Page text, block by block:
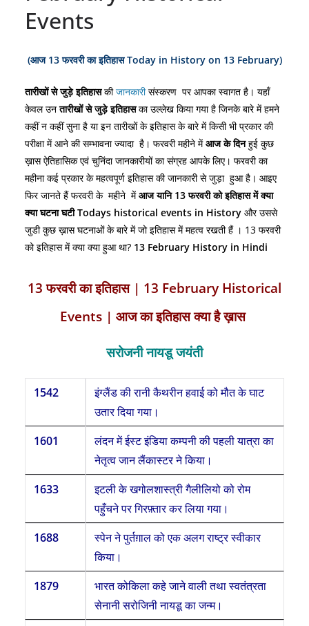
Events
(आज 13 फरवरी का इतिहास Today in History on 13 February)
तारीखों से जुड़े इतिहासकीजानकारी संस्करण पर आपका स्वागत है। यहाँ
केवल उनतारीखों सेजुड़े इतिहासका उल्लेख किया गया है जिनके बारे में हमने
कहीं न कहीं सुना है या इन तारीखों के इतिहास के बारे में किसी भी प्रकार की
परीक्षा में आने की सम्भावना ज्यादा है। फरवरी महीने मेंआज के दिनहुई कुछ
ख़ास ऐतिहासिक एवं चुनिंदा जानकारीयों का संग्रह आपके लिए। फरवरी का
महीना कई प्रकार के महत्वपूर्ण इतिहास की जानकारी से जुड़ा हुआ है। आइए
फिर जानते हैं फरवरी के महीने मेंआजयानि 13फरवरी को इतिहास में क्या
क्या घटना घटीTodays historical events in History और उससे
जुडी कुछ ख़ास घटनाओं के बारे में जो इतिहास में महत्व रखती हैं । 13 फरवरी
को इतिहास में क्या क्या हुआ था? 13 February History in Hindi
13 फरवरी का इतिहास | 13 February Historical
Events | आजकाइतिहास क्या है ख़ास
सरोजनी नायडू जयंती
1542
इंग्लैंड की रानी कैथरीन हवाई को मौत के घाट
उतार दिया गया।
1601
लंदन में ईस्ट इंडिया कम्पनी की पहली यात्रा का
नेतृत्व जान लैंकास्टर ने किया।
1633
इटली के खगोलशास्त्री गैलीलियो को रोम
पहुँचने पर गिरफ़्तार कर लिया गया।
1688
स्पेन ने पुर्तग़ाल को एक अलग राष्ट्र स्वीकार
किया।
1879
भारत कोकिला कहे जाने वाली तथा स्वतंत्रता
सेनानी सरोजिनी नायडू का जन्म।